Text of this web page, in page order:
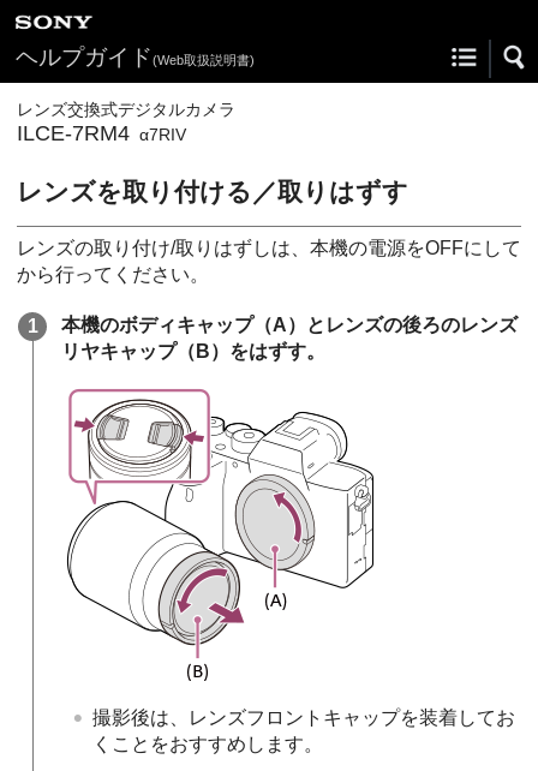
ヘルプガイド(Web取扱説明書)
レンズ交換式デジタルカメラ
ILCE-7RM4 α7RIV
レンズを取り付ける／取りはずす
レンズの取り付け/取りはずしは、本機の電源をOFFにして
から行ってください。
本機のボディキャップ（A）
とレンズの後ろのレンズ
リヤキャップ（B） をはずす。
撮影後は、レンズフロントキャップを装着してお
くことをおすすめします。